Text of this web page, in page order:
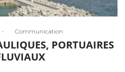
Communication
PORTUAIRES